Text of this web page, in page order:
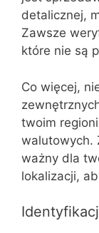
detalicznej,
Zawsze
które nie są
Co więcej,
twoim
walutowych.
ważny dla
lokalizacji,